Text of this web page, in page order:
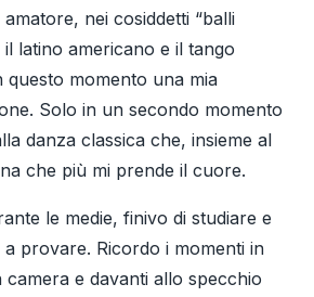
nei cosiddetti “balli
il latino americano e il tango
questo momento una mia
Solo in un secondo momento
danza classica che, insieme al
che più mi prende il cuore.
le medie, finivo di studiare e
provare. Ricordo i momenti in
e davanti allo specchio